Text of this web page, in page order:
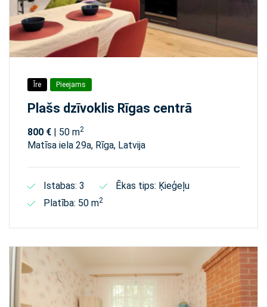
Īre Pieejams
Plašs dzīvoklis Rīgas centrā
800 € | 50 m2
Matīsa iela 29а, Rīga, Latvija
Istabas: 3
Ēkas tips: Ķieģeļu
Platība: 50 m2